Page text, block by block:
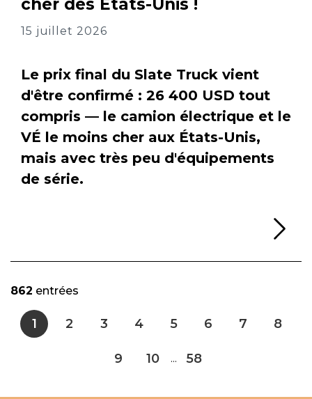
cher des États-Unis !
15 juillet 2026
Le prix final du Slate Truck vient
d'être confirmé : 26 400 USD tout
compris — le camion électrique et le
VÉ le moins cher aux États-Unis,
mais avec très peu d'équipements
de série.
862 entrées
1 2 3 4 5 6 7 8
9 10 ... 58